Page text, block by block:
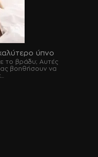
ύπνο
το βράδυ; Αυτές
βοηθήσουν να